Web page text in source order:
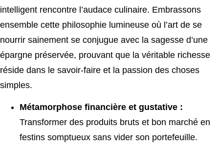
intelligent rencontre l’audace culinaire. Embrassons
ensemble cette philosophie lumineuse où l’art de se
nourrir sainement se conjugue avec la sagesse d’une
épargne préservée, prouvant que la véritable richesse
réside dans le savoir-faire et la passion des choses
simples.
Métamorphose financière et gustative :
Transformer des produits bruts et bon marché en
festins somptueux sans vider son portefeuille.